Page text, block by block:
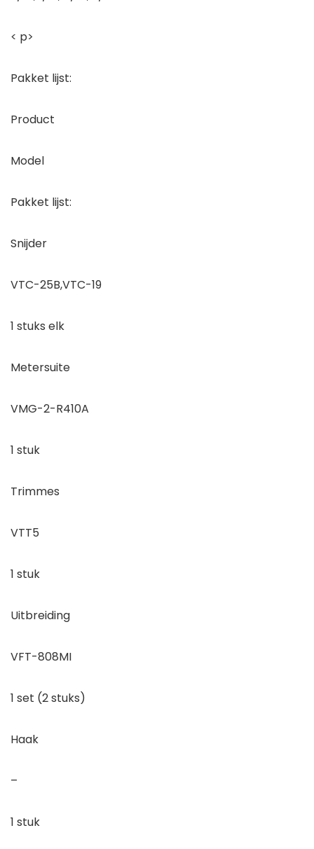
< p>
Pakket lijst:
Product
Model
Pakket lijst:
Snijder
VTC-25B,VTC-19
1 stuks elk
Metersuite
VMG-2-R410A
1 stuk
Trimmes
VTT5
1 stuk
Uitbreiding
VFT-808MI
1 set (2 stuks)
Haak
–
1 stuk